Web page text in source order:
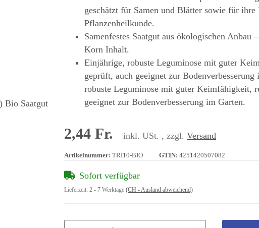
geschätzt für Samen und Blätter sowie für
Pflanzenheilkunde.
Samenfestes Saatgut aus ökologischen Anbau
Korn Inhalt.
Einjährige, robuste Leguminose mit guter
geprüft, auch geeignet zur
robuste Leguminose mit guter Keimfähigkeit,
geeignet zur Bodenverbesserung im Garten.
2,44 Fr. inkl. USt. , zzgl. Versand
Artikelnummer: TRI10-BIO GTIN: 4251420507082
Sofort verfügbar
Lieferzeit: 2 - 7 Werktage (CH - Ausland abweichend)